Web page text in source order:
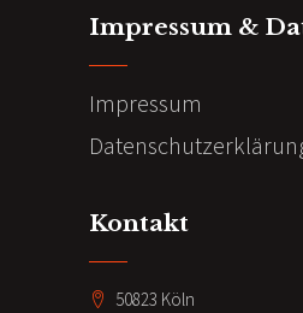
Impressum &
Impressum
Kontakt
50823 Köln